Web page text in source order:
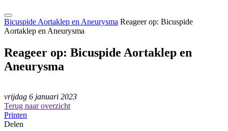
Bicuspide Aortaklep en Aneurysma Reageer op: Bicuspide
Aortaklep en Aneurysma
Reageer op: Bicuspide Aortaklep en
Aneurysma
vrijdag 6 januari 2023
Terug naar overzicht
Printen
Delen